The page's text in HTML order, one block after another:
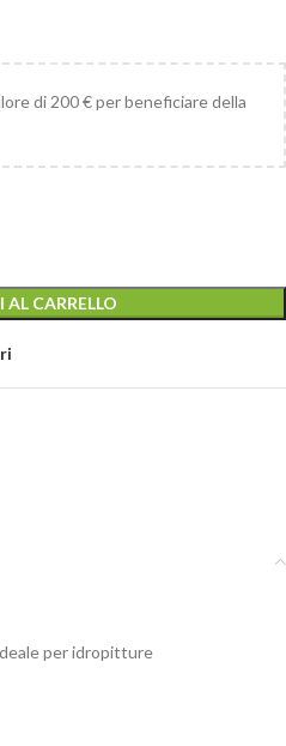
di 200 € per beneficiare della
CARRELLO
per idropitture